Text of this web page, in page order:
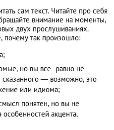
сам текст. Читайте про себя
внимание на моменты,
двух прослушиваниях.
почему так произошло:
но вы все -равно не
— возможно, это
или идиома;
понятен, но вы не
акцента,